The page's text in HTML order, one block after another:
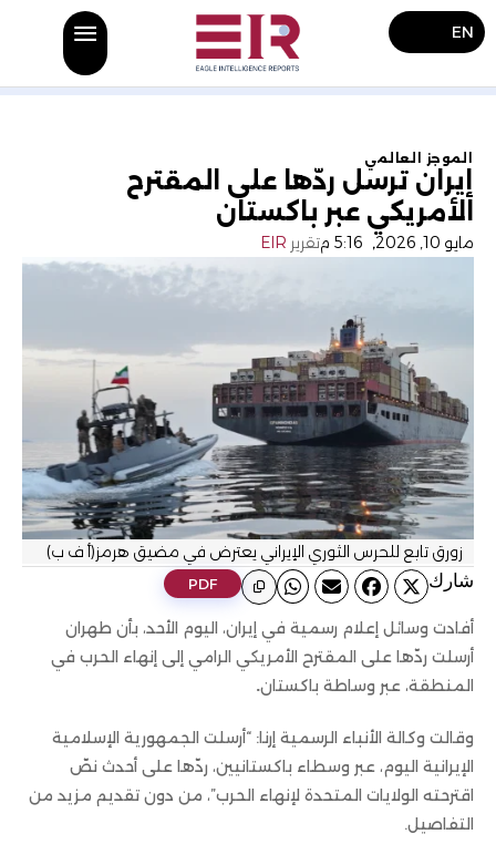
EN
الموجز العالمي
إيران ترسل ردّها على المقترح
الأمريكي عبر باكستان
مايو 10, 2026 , 5:16 م تقرير EIR
زورق تابع للحرس الثوري الإيراني يعترض في مضيق هرمز(أ ف ب)
ﺷﺎرك PDF
أفادت وسائل إعلام رسمية في إيران، اليوم الأحد، بأن طهران
أرسلت ردّها على المقترح الأمريكي الرامي إلى إنهاء الحرب في
المنطقة، عبر وساطة باكستان.
وقالت وكالة الأنباء الرسمية إرنا: “أرسلت الجمهورية الإسلامية
الإيرانية اليوم، عبر وسطاء باكستانيين، ردّها على أحدث نصّ
اقترحته الولايات المتحدة لإنهاء الحرب”، من دون تقديم مزيد من
التفاصيل.